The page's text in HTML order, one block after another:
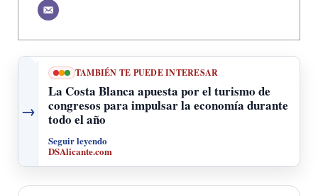
→
TAMBIÉN TE PUEDE INTERESAR
La Costa Blanca apuesta por el turismo de
congresos para impulsar la economía durante
todo el año
Seguir leyendo
DSAlicante.com